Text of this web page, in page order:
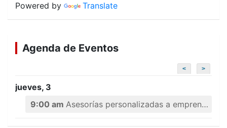
Powered by Translate
Agenda de Eventos
< >
jueves, 3
9:00 am Asesorías personalizadas a emprendedores